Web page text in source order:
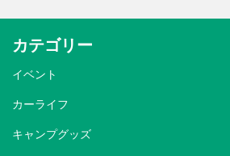
カテゴリー
イベント
カーライフ
キャンプグッズ